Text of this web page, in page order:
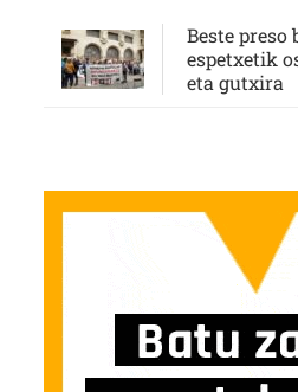
Beste
espetxetik
eta gutxira